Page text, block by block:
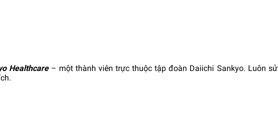
Healthcare– một thành viên trực thuộc tập đoàn Daiichi Sankyo. Luôn